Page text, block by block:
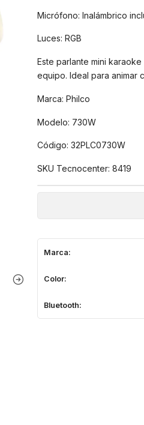
Micrófono: Inalámbrico
Luces: RGB
Este parlante mini
equipo. Ideal para animar
Marca: Philco
Modelo: 730W
Código: 32PLC0730W
SKU Tecnocenter: 8419
Marca:
Color:
Bluetooth: